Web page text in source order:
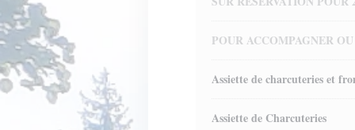
POUR ACCOMPAGNER
Assiette de charcuteries et
Assiette de Charcuteries